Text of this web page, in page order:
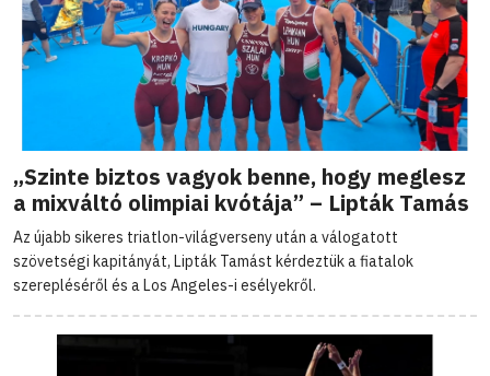
„Szinte biztos vagyok benne, hogy meglesz
a mixváltó olimpiai kvótája” – Lipták Tamás
Az újabb sikeres triatlon-világverseny után a válogatott
szövetségi kapitányát, Lipták Tamást kérdeztük a fiatalok
szerepléséről és a Los Angeles-i esélyekről.